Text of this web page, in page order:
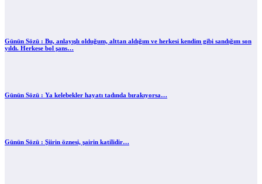
Günün Sözü : Bu, anlayışlı olduğum, alttan aldığım ve herkesi kendim gibi sandığım son
yıldı. Herkese bol şans…
Günün Sözü : Ya kelebekler hayatı tadında bırakıyorsa…
Günün Sözü : Şiirin öznesi, şairin katilidir…